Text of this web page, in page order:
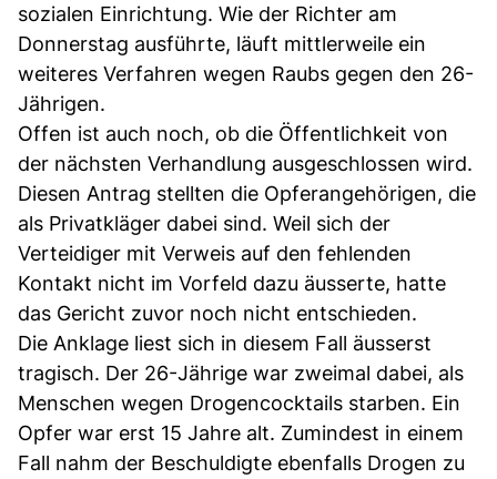
sozialen Einrichtung. Wie der Richter am
Donnerstag ausführte, läuft mittlerweile ein
weiteres Verfahren wegen Raubs gegen den 26-
Jährigen.
Offen ist auch noch, ob die Öffentlichkeit von
der nächsten Verhandlung ausgeschlossen wird.
Diesen Antrag stellten die Opferangehörigen, die
als Privatkläger dabei sind. Weil sich der
Verteidiger mit Verweis auf den fehlenden
Kontakt nicht im Vorfeld dazu äusserte, hatte
das Gericht zuvor noch nicht entschieden.
Die Anklage liest sich in diesem Fall äusserst
tragisch. Der 26-Jährige war zweimal dabei, als
Menschen wegen Drogencocktails starben. Ein
Opfer war erst 15 Jahre alt. Zumindest in einem
Fall nahm der Beschuldigte ebenfalls Drogen zu